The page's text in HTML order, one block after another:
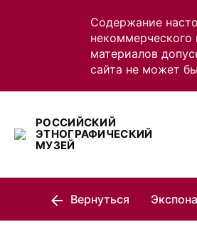
Содержание
некоммерческого
материалов
сайта не может
РОССИЙСКИЙ
ЭТНОГРАФИЧЕСКИЙ
МУЗЕЙ
Вернуться